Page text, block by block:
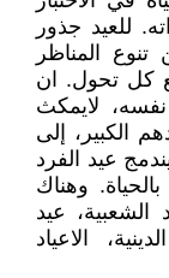
للعيد جذور
تنوع المناظر
كل تحول. ان
لايمكث
الكبير، إلى
عيد الفرد
وهناك
الشعبية، عيد
الاعياد